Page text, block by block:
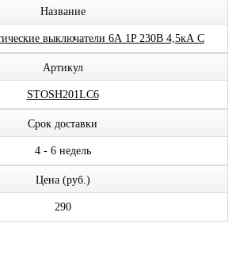
Название
выключатели 6А 1P 230В 4,5кА C
Артикул
STOSH201LC6
Срок доставки
4 - 6 недель
Цена (руб.)
290